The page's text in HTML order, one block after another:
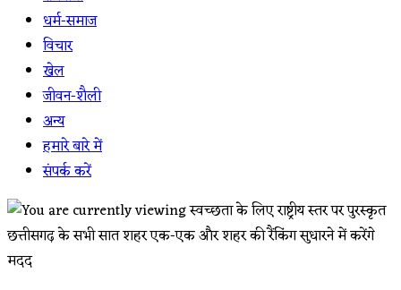
धर्म-समाज
विचार
खेल
जीवन-शैली
अन्य
हमारे बारे में
संपर्क करें